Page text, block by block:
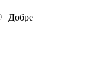
Добре